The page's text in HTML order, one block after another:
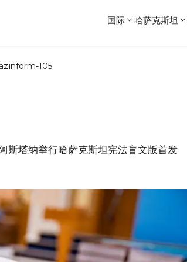
国际 哈萨克斯坦
105
斯塔纳举行哈萨克斯坦宪法盲文版首发